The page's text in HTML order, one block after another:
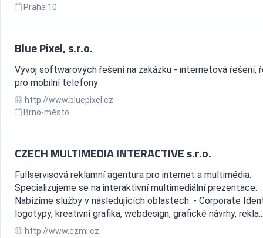
Praha 10
Blue Pixel, s.r.o.
Vývoj softwarových řešení na zakázku - internetová řešení,
pro mobilní telefony
http://www.bluepixel.cz
Brno-město
CZECH MULTIMEDIA INTERACTIVE s.r.o.
Fullservisová reklamní agentura pro internet a multimédia.
Specializujeme se na interaktivní multimediální prezentace.
Nabízíme služby v následujících oblastech: - Corporate
logotypy, kreativní grafika, webdesign, grafické návrhy,
http://www.czmi.cz